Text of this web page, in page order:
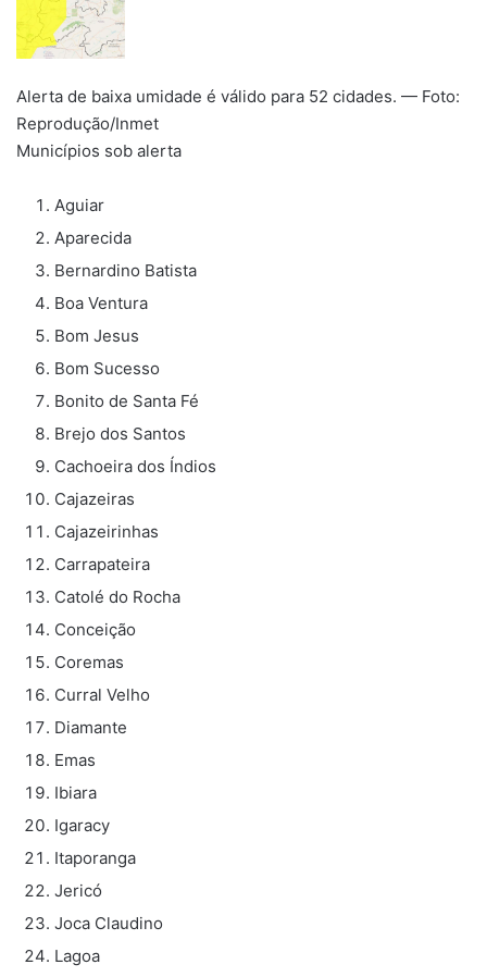
Alerta de baixa umidade é válido para 52 cidades. — Foto:
Reprodução/Inmet
Municípios sob alerta
Aguiar
Aparecida
Bernardino Batista
Boa Ventura
Bom Jesus
Bom Sucesso
Bonito de Santa Fé
Brejo dos Santos
Cachoeira dos Índios
Cajazeiras
Cajazeirinhas
Carrapateira
Catolé do Rocha
Conceição
Coremas
Curral Velho
Diamante
Emas
Ibiara
Igaracy
Itaporanga
Jericó
Joca Claudino
Lagoa